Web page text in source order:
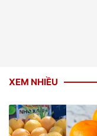
XEM NHIỀU